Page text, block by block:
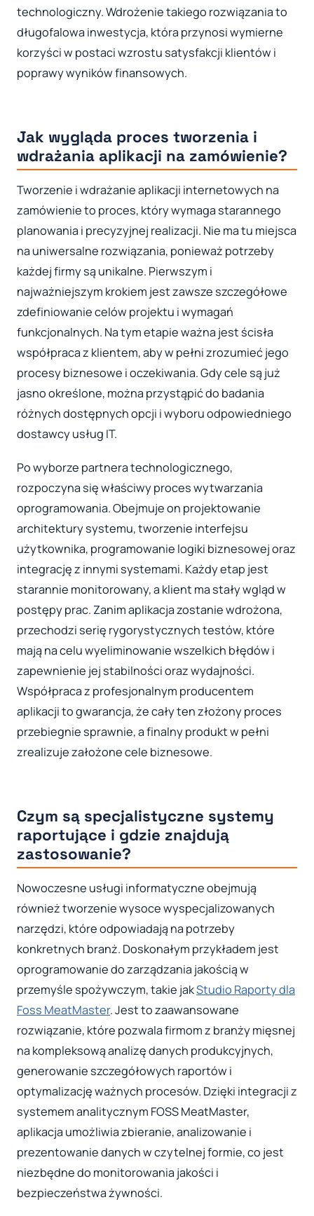
technologiczny. Wdrożenie takiego rozwiązania to
długofalowa inwestycja, która przynosi wymierne
korzyści w postaci wzrostu satysfakcji klientów i
poprawy wyników finansowych.
Jak wygląda proces tworzenia i
wdrażania aplikacji na zamówienie?
Tworzenie i wdrażanie aplikacji internetowych na
zamówienie to proces, który wymaga starannego
planowania i precyzyjnej realizacji. Nie ma tu miejsca
na uniwersalne rozwiązania, ponieważ potrzeby
każdej firmy są unikalne. Pierwszym i
najważniejszym krokiem jest zawsze szczegółowe
zdefiniowanie celów projektu i wymagań
funkcjonalnych. Na tym etapie ważna jest ścisła
współpraca z klientem, aby w pełni zrozumieć jego
procesy biznesowe i oczekiwania. Gdy cele są już
jasno określone, można przystąpić do badania
różnych dostępnych opcji i wyboru odpowiedniego
dostawcy usług IT.
Po wyborze partnera technologicznego,
rozpoczyna się właściwy proces wytwarzania
oprogramowania. Obejmuje on projektowanie
architektury systemu, tworzenie interfejsu
użytkownika, programowanie logiki biznesowej oraz
integrację z innymi systemami. Każdy etap jest
starannie monitorowany, a klient ma stały wgląd w
postępy prac. Zanim aplikacja zostanie wdrożona,
przechodzi serię rygorystycznych testów, które
mają na celu wyeliminowanie wszelkich błędów i
zapewnienie jej stabilności oraz wydajności.
Współpraca z profesjonalnym producentem
aplikacji to gwarancja, że cały ten złożony proces
przebiegnie sprawnie, a finalny produkt w pełni
zrealizuje założone cele biznesowe.
Czym są specjalistyczne systemy
raportujące i gdzie znajdują
zastosowanie?
Nowoczesne usługi informatyczne obejmują
również tworzenie wysoce wyspecjalizowanych
narzędzi, które odpowiadają na potrzeby
konkretnych branż. Doskonałym przykładem jest
oprogramowanie do zarządzania jakością w
przemyśle spożywczym, takie jakStudio Raporty dla
Foss MeatMaster. Jest to zaawansowane
rozwiązanie, które pozwala firmom z branży mięsnej
na kompleksową analizę danych produkcyjnych,
generowanie szczegółowych raportów i
optymalizację ważnych procesów. Dzięki integracji z
systemem analitycznym FOSS MeatMaster,
aplikacja umożliwia zbieranie, analizowanie i
prezentowanie danych w czytelnej formie, co jest
niezbędne do monitorowania jakości i
bezpieczeństwa żywności.